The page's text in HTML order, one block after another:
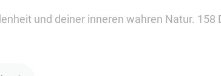
und deiner inneren wahren Natur. 158